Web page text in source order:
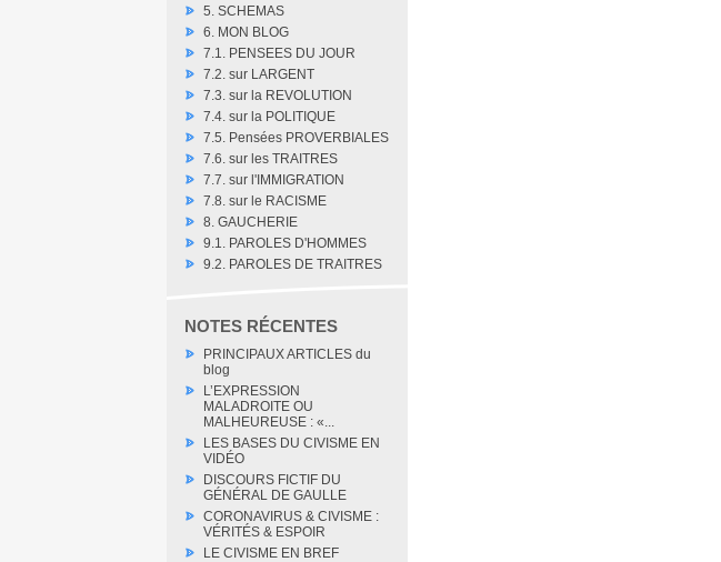
5. SCHEMAS
6. MON BLOG
7.1. PENSEES DU JOUR
7.2. sur LARGENT
7.3. sur la REVOLUTION
7.4. sur la POLITIQUE
7.5. Pensées PROVERBIALES
7.6. sur les TRAITRES
7.7. sur l'IMMIGRATION
7.8. sur le RACISME
8. GAUCHERIE
9.1. PAROLES D'HOMMES
9.2. PAROLES DE TRAITRES
NOTES RÉCENTES
PRINCIPAUX ARTICLES du
blog
L’EXPRESSION
MALADROITE OU
MALHEUREUSE : «...
LES BASES DU CIVISME EN
VIDÉO
DISCOURS FICTIF DU
GÉNÉRAL DE GAULLE
CORONAVIRUS & CIVISME :
VÉRITÉS & ESPOIR
LE CIVISME EN BREF